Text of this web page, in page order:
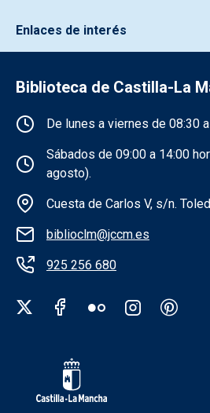
Enlaces de interés
Biblioteca de Castilla-La
Información de la
De lunes a viernes de 08:30
Sábados de 09:00 a 14:00
agosto).
Cuesta de Carlos V, s/n.
biblioclm@jccm.es
925 256 680
Redes sociales